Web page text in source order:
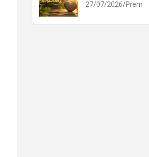
27/07/2026 Prem